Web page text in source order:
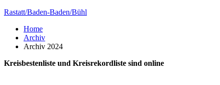
Rastatt/Baden-Baden/Bühl
Home
Archiv
Archiv 2024
Kreisbestenliste und Kreisrekordliste sind online